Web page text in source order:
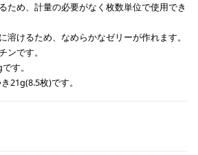
ため、計量の必要がなく枚数単位で使用でき
溶けるため、なめらかなゼリーが作れます。
ンです。
す。
21g(8.5枚)です。